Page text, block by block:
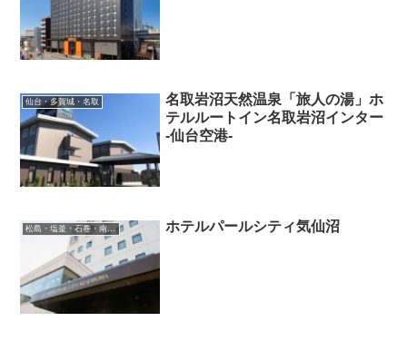
仙台・多賀城・名取
名取岩沼天然温泉「旅人の湯」ホ
テルルートイン名取岩沼インター
-仙台空港-
松島・塩釜・石巻・南三陸・気仙沼 ホテルパールシティ気仙沼